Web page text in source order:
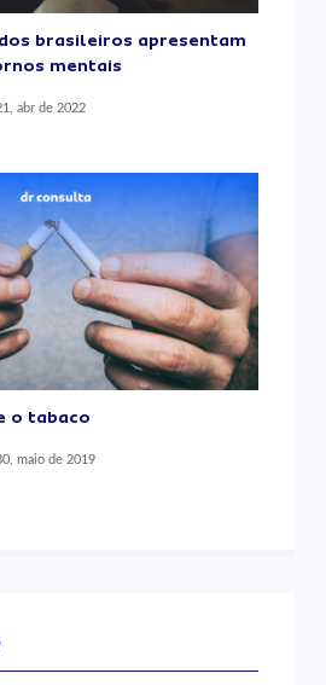
brasileiros apresentam
mentais
abr de 2022
o tabaco
maio de 2019